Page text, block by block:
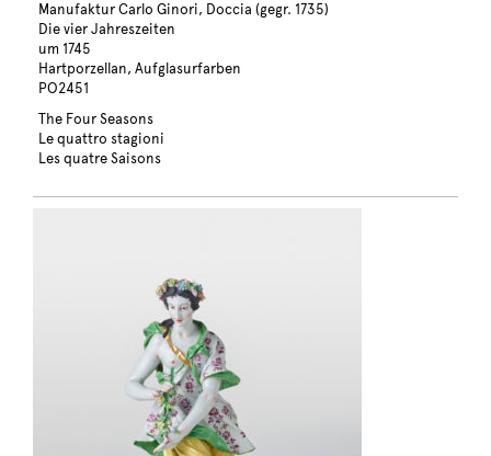
Manufaktur Carlo Ginori, Doccia (gegr. 1735)
Die vier Jahreszeiten
um 1745
Hartporzellan, Aufglasurfarben
PO2451
The Four Seasons
Le quattro stagioni
Les quatre Saisons